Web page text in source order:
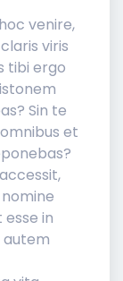
venire,
viris
tibi ergo
Sin te
et
in